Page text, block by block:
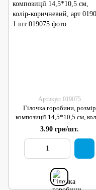
Артикул: 019075
Гілочка горобини, розмір
композиції 14,5*10,5 см,
коричневий, арт 019075, 1
3.90 грн/шт.